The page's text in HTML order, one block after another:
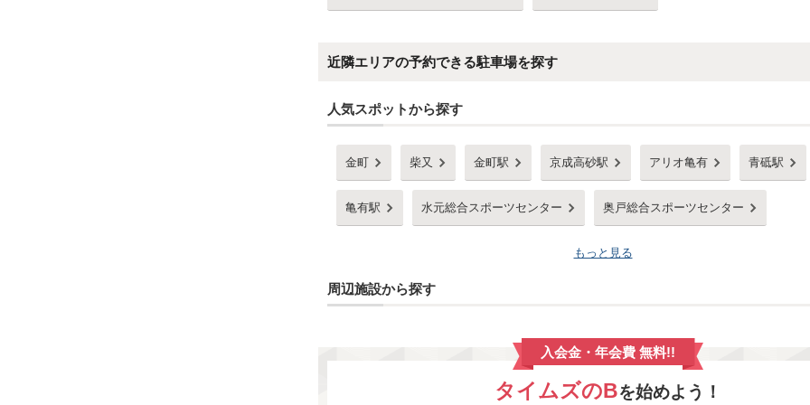
近隣エリアの予約できる駐車場を探す
人気スポットから探す
金町 柴又 金町駅 京成高砂駅 アリオ亀有 青砥駅
亀有駅 水元総合スポーツセンター 奥戸総合スポーツセンター
もっと見る
周辺施設から探す
入会金・年会費 無料!!
タイムズのBを始めよう！